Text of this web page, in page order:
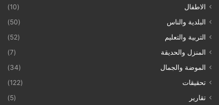
الاطفال
(10)
البلدية والناس
(50)
التربية والتعليم
(52)
المنزل والحديقة
(7)
الموضة والجمال
(34)
تحقيقات
(122)
تقارير
(5)